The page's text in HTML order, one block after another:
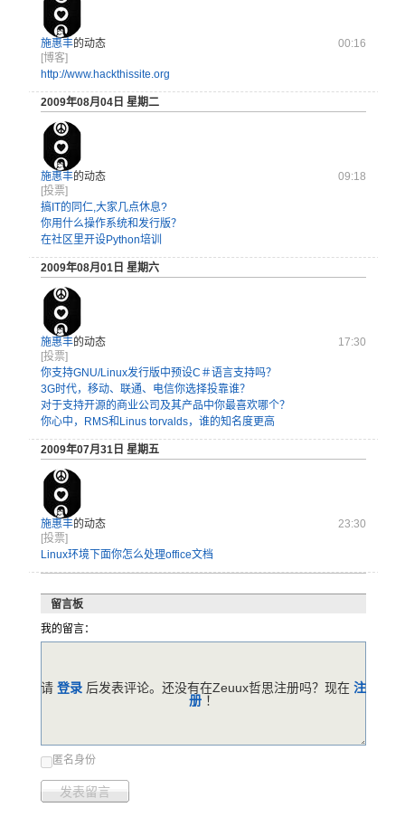
施惠丰的动态
00:16
[博客]
http://www.hackthissite.org
2009年08月04日 星期二
施惠丰的动态
09:18
[投票]
搞IT的同仁,大家几点休息?
你用什么操作系统和发行版？
在社区里开设Python培训
2009年08月01日 星期六
施惠丰的动态
17:30
[投票]
你支持GNU/Linux发行版中预设C＃语言支持吗？
3G时代，移动、联通、电信你选择投靠谁？
对于支持开源的商业公司及其产品中你最喜欢哪个？
你心中，RMS和Linus torvalds，谁的知名度更高
2009年07月31日 星期五
施惠丰的动态
23:30
[投票]
Linux环境下面你怎么处理office文档
留言板
我的留言：
匿名身份
发表留言
请 登录 后发表评论。还没有在Zeuux哲思注册吗？现在 注
册 ！